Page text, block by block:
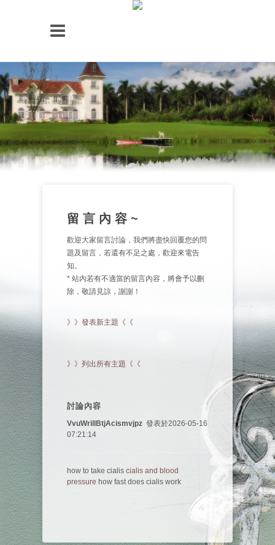
留 言 內 容 ~
歡迎大家留言討論，我們將盡快回覆您的問
題及留言，若還有不足之處，歡迎來電告
知。
* 站內若有不適當的留言內容，將會予以刪
除，敬請見諒，謝謝！
》》發表新主題《《
》》列出所有主題《《
討論內容
VvuWrillBtjAcismvjpz 發表於2026-05-16
07:21:14
how to take cialis cialis and blood
pressure how fast does cialis work